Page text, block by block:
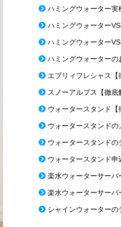
ハミングウォーター実
ハミングウォーター
ハミングウォーター
ハミングウォーターの
エブリィフレシャス【
スノーアルプス【徹底
ウォータースタンド【
ウォータースタンドの
ウォータースタンドの
ウォータースタンド
楽水ウォーターサーバ
楽水ウォーターサーバ
シャインウォーターの